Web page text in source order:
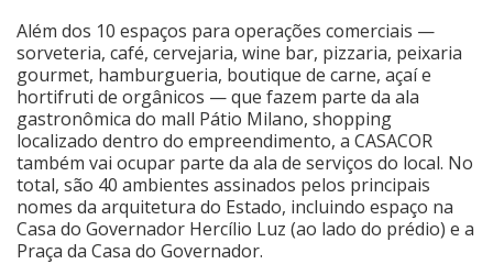
Além dos 10 espaços para operações comerciais —
sorveteria, café, cervejaria, wine bar, pizzaria, peixaria
gourmet, hamburgueria, boutique de carne, açaí e
hortifruti de orgânicos — que fazem parte da ala
gastronômica do mall Pátio Milano, shopping
localizado dentro do empreendimento, a CASACOR
também vai ocupar parte da ala de serviços do local. No
total, são 40 ambientes assinados pelos principais
nomes da arquitetura do Estado, incluindo espaço na
Casa do Governador Hercílio Luz (ao lado do prédio) e a
Praça da Casa do Governador.